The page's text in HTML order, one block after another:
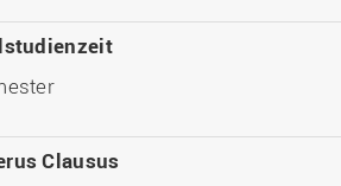
Clausus